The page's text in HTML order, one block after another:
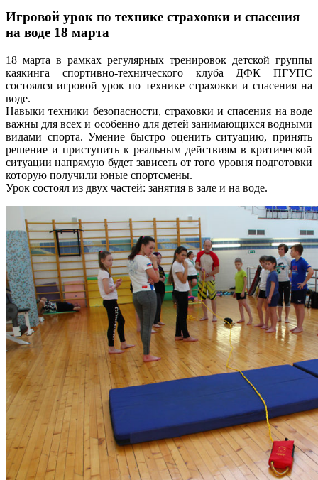
Игровой урок по технике страховки и спасения
на воде 18 марта
18 марта в рамках регулярных тренировок детской группы
каякинга спортивно-технического клуба ДФК ПГУПС
состоялся игровой урок по технике страховки и спасения на
воде.
Навыки техники безопасности, страховки и спасения на воде
важны для всех и особенно для детей занимающихся водными
видами спорта. Умение быстро оценить ситуацию, принять
решение и приступить к реальным действиям в критической
ситуации напрямую будет зависеть от того уровня подготовки
которую получили юные спортсмены.
Урок состоял из двух частей: занятия в зале и на воде.